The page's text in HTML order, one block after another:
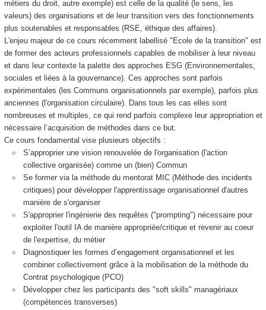
métiers du droit, autre exemple) est celle de la qualité (le sens, les
valeurs) des organisations et de leur transition vers des fonctionnements
plus soutenables et responsables (RSE, éthique des affaires).
L'enjeu majeur de ce cours récemment labellisé "Ecole de la transition" est
de former des acteurs professionnels capables de mobiliser à leur niveau
et dans leur contexte la palette des approches ESG (Environnementales,
sociales et liées à la gouvernance). Ces approches sont parfois
expérimentales (les Communs organisationnels par exemple), parfois plus
anciennes (l'organisation circulaire). Dans tous les cas elles sont
nombreuses et multiples, ce qui rend parfois complexe leur appropriation et
nécessaire l’acquisition de méthodes dans ce but.
Ce cours fondamental vise plusieurs objectifs :
S’approprier une vision renouvelée de l'organisation (l'action
collective organisée) comme un (bien) Commun
Se former via la méthode du mentorat MIC (Méthode des incidents
critiques) pour développer l'apprentissage organisationnel d'autres
manière de s'organiser
S'approprier l'ingénierie des requêtes ("prompting") nécessaire pour
exploiter l'outil IA de manière appropriée/critique et revenir au coeur
de l'expertise, du métier
Diagnostiquer les formes d’engagement organisationnel et les
combiner collectivement grâce à la mobilisation de la méthode du
Contrat psychologique (PCO)
Développer chez les participants des "soft skills" managériaux
(compétences transverses)